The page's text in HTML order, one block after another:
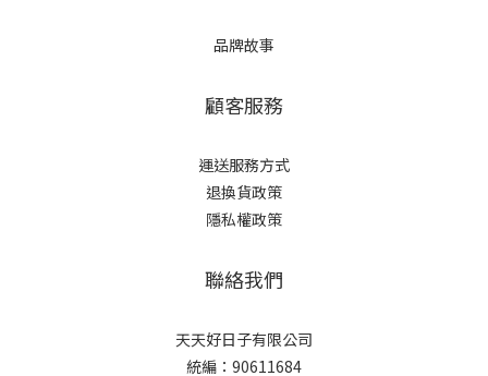
品牌故事
顧客服務
運送服務方式
退換貨政策
隱私權政策
聯絡我們
天天好日子有限公司
統編：90611684